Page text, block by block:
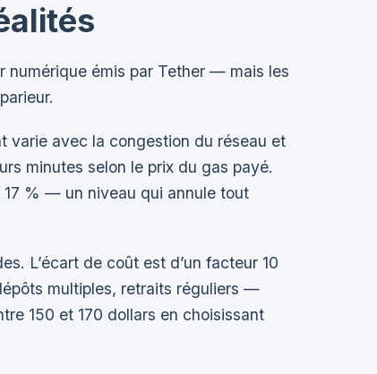
numérique émis par Tether — mais les
varie avec la congestion du réseau et
minutes selon le prix du gas payé.
% — un niveau qui annule tout
L’écart de coût est d’un facteur 10
multiples, retraits réguliers —
150 et 170 dollars en choisissant